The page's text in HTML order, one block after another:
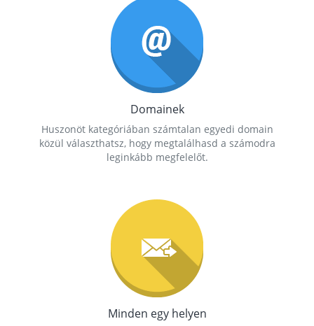
Domainek
Huszonöt kategóriában számtalan egyedi domain
közül választhatsz, hogy megtalálhasd a számodra
leginkább megfelelőt.
Minden egy helyen